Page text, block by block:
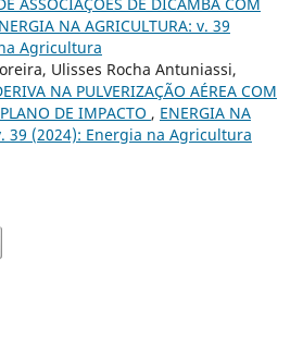
NA AGRICULTURA: v. 39
Agricultura
Ulisses Rocha Antuniassi,
NA PULVERIZAÇÃO AÉREA COM
DE IMPACTO , ENERGIA NA
39 (2024): Energia na Agricultura